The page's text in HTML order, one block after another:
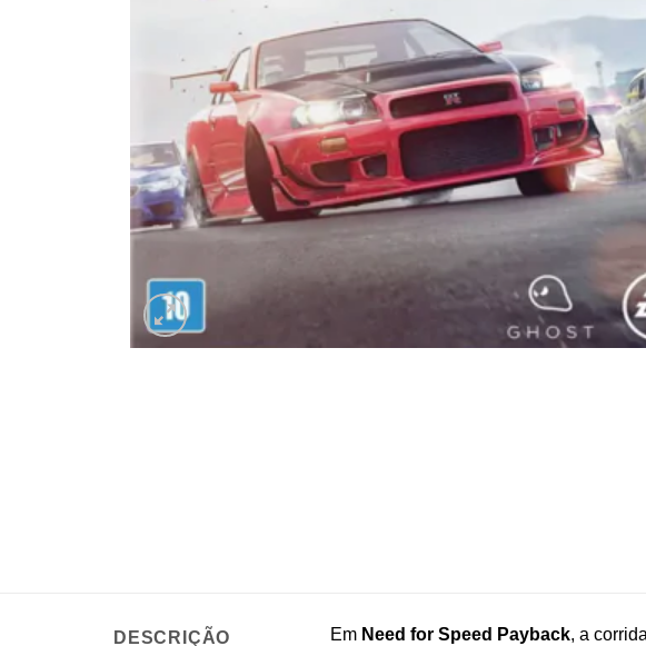
DESCRIÇÃO Em Need for Speed Payback, a